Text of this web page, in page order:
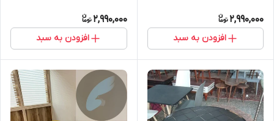
2,990,000
افزودن به سبد
2,990,000
افزودن به سبد